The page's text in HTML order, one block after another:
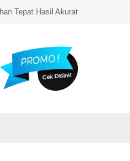
Tepat Hasil Akurat